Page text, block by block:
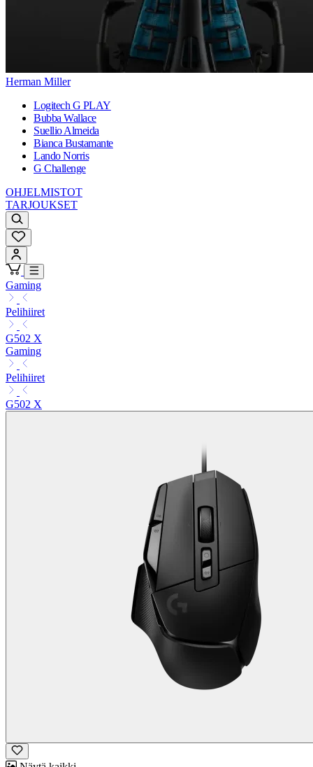
Herman Miller
Logitech G PLAY
Bubba Wallace
Suellio Almeida
Bianca Bustamante
Lando Norris
G Challenge
OHJELMISTOT
TARJOUKSET
Gaming
Pelihiiret
G502 X
Gaming
Pelihiiret
G502 X